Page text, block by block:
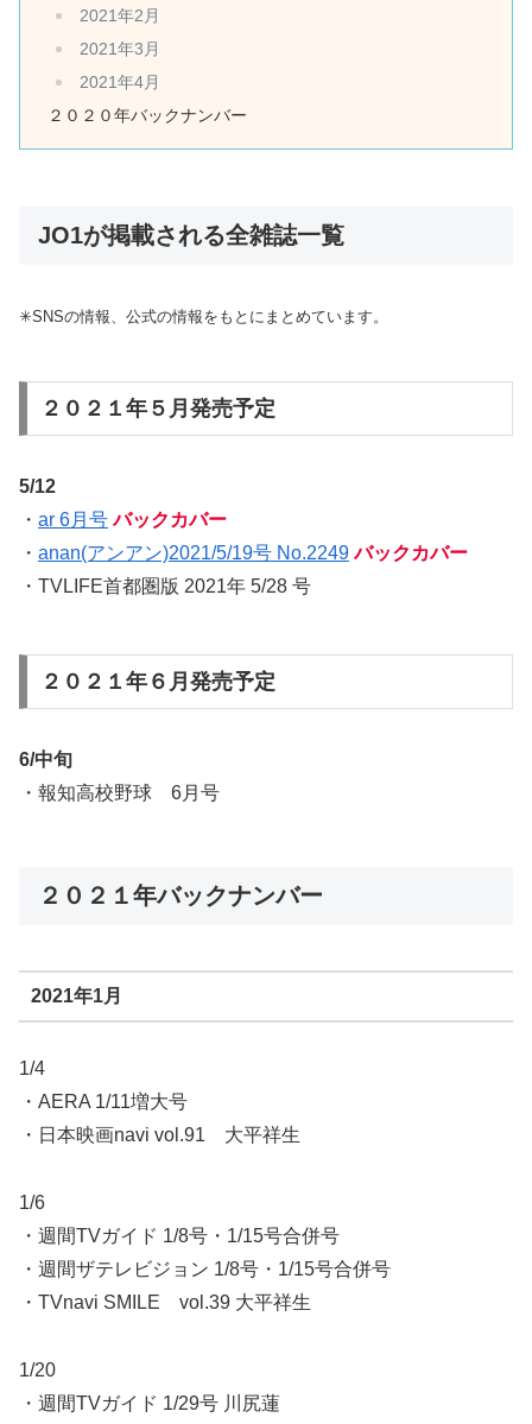
2021年2月
2021年3月
2021年4月
２０２０年バックナンバー
JO1が掲載される全雑誌一覧
✳︎SNSの情報、公式の情報をもとにまとめています。
２０２１年５月発売予定
5/12
・ ar 6月号 バックカバー
・ anan(アンアン)2021/5/19号 No.2249 バックカバー
・TVLIFE首都圏版 2021年 5/28 号
２０２１年６月発売予定
6/中旬
・報知高校野球 6月号
２０２１年バックナンバー
2021年1月
1/4
・AERA 1/11増大号
・日本映画navi vol.91 大平祥生
1/6
・週間TVガイド 1/8号・1/15号合併号
・週間ザテレビジョン 1/8号・1/15号合併号
・TVnavi SMILE vol.39 大平祥生
1/20
・週間TVガイド 1/29号 川尻蓮